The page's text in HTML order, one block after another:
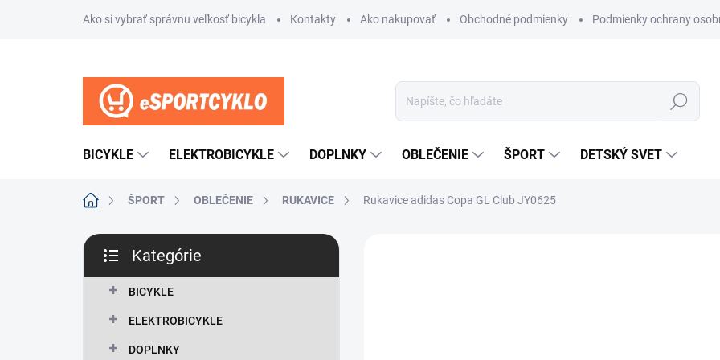
Ako si vybrať správnu veľkosť bicykla Kontakty Ako nakupovať Obchodné podmienky Podmienky ochrany
Hľadať
BICYKLE ELEKTROBICYKLE DOPLNKY OBLEČENIE ŠPORT DETSKÝ SVET
DomovŠPORT OBLEČENIE RUKAVICE Rukavice adidas Copa GL Club JY0625
B
č
kategórie
Kategórie
BICYKLE
ELEKTROBICYKLE
DOPLNKY